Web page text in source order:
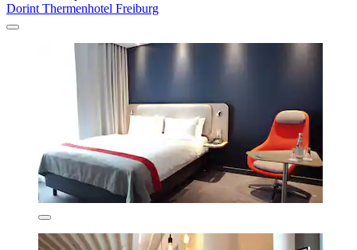
Dorint Thermenhotel Freiburg